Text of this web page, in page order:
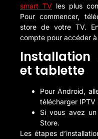
smart TV les plus
Pour commencer,
store de votre TV.
compte pour accéder
et tablette
Pour Android,
télécharger IPTV
Si vous avez un
Store.
Les étapes